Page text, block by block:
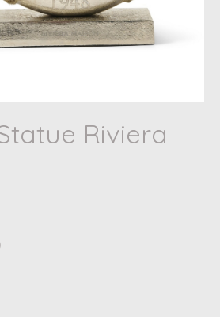
Riviera
product is